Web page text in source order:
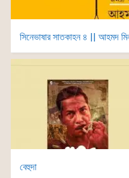
সিনেভাষার সাতকাহন ৪ || আহমদ
বেহুদা